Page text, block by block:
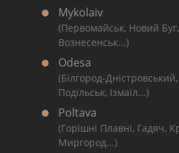
Mykolaiv
(Первомайськ, Новий
Вознесенськ...)
Odesa
(Білгород-
Подільськ, Ізмаїл...)
Poltava
(Горішні Плавні, Гадяч,
Миргород...)